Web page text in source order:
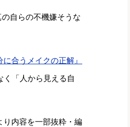
自らの不機嫌そうな
に合うメイクの正解』
く「人から見える自
り内容を一部抜粋・編